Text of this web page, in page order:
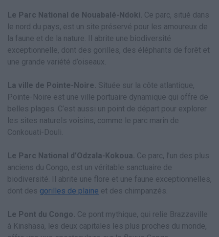
Le Parc National de Nouabalé-Ndoki. Ce parc, situé dans
le nord du pays, est un site préservé pour les amoureux de
la faune et de la nature. Il abrite une biodiversité
exceptionnelle, dont des gorilles, des éléphants de forêt et
une grande variété d’oiseaux.
La ville de Pointe-Noire. Située sur la côte atlantique,
Pointe-Noire est une ville portuaire dynamique qui offre de
belles plages. C’est aussi un point de départ pour explorer
les sites naturels voisins, comme le parc marin de
Conkouati-Douli.
Le Parc National d’Odzala-Kokoua. Ce parc, l’un des plus
anciens du Congo, est un véritable sanctuaire de
biodiversité. Il abrite une flore et une faune exceptionnelles,
dont des gorilles de plaine et des chimpanzés.
Le Pont du Congo. Ce pont mythique, qui relie Brazzaville
à Kinshasa, les deux capitales les plus proches du monde,